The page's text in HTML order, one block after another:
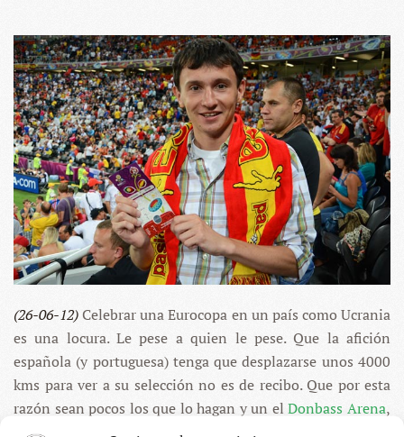
Y
MARIUPOL,
LLORENTES
Y
PÁVELES
(26-06-12)Celebrar una Eurocopa en un país como Ucrania
es una locura. Le pese a quien le pese. Que la afición
española (y portuguesa) tenga que desplazarse unos 4000
kms para ver a su selección no es de recibo. Que por esta
razón sean pocos los que lo hagan y un elDonbass Arena,
un campo de 51000 espectadores, no se llene a pesar del